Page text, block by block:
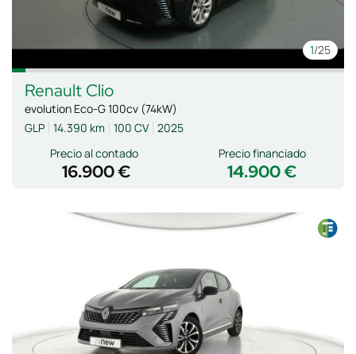
1/25
Renault Clio
evolution Eco-G 100cv (74kW)
GLP 14.390 km 100 CV 2025
Precio al contado
16.900 € 14.900 €
Precio financiado